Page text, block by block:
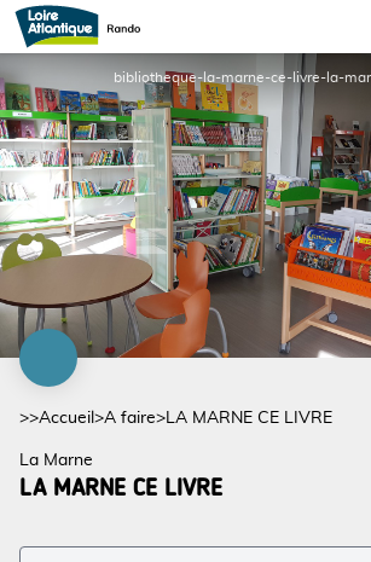
LA MARNE CE LIVRE
>>Accueil >A faire>LA MARNE CE LIVRE
La Marne
LA MARNE CE LIVRE